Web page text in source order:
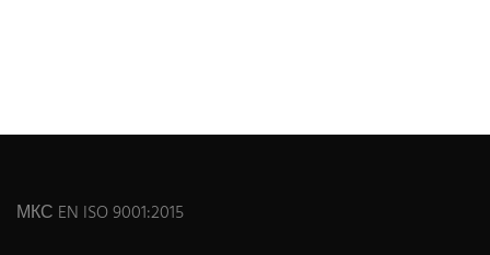
МКС EN ISO 9001:2015